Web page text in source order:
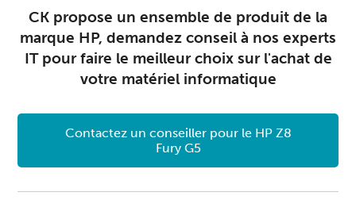
CK propose un ensemble de produit de la
marque HP, demandez conseil à nos experts
IT pour faire le meilleur choix sur l'achat de
votre matériel informatique
Contactez un conseiller pour le HP Z8
Fury G5